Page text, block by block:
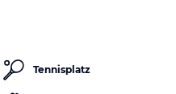
Tennisplatz